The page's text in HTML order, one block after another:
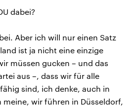
dabei?
Aber ich will nur einen Satz
ist ja nicht eine einzige
müssen gucken – und das
aus –, dass wir für alle
sind, ich denke, auch in
wir führen in Düsseldorf,